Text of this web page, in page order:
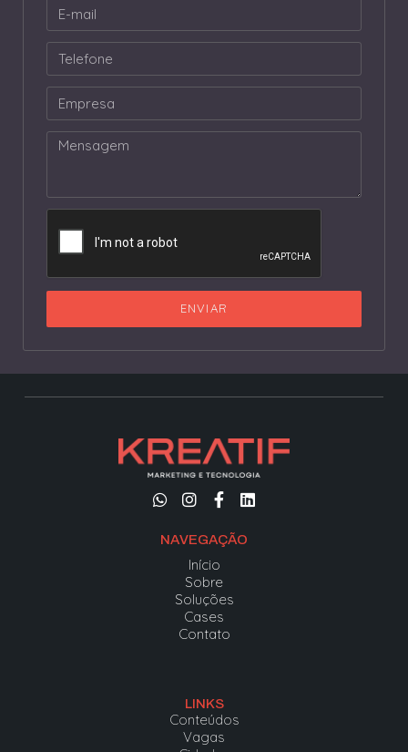
ENVIAR
NAVEGAÇÃO
Início
Sobre
Soluções
Cases
Contato
LINKS
Conteúdos
Vagas